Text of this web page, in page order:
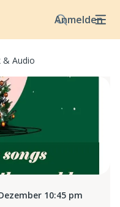
Anmelden
& Audio
10:45 pm